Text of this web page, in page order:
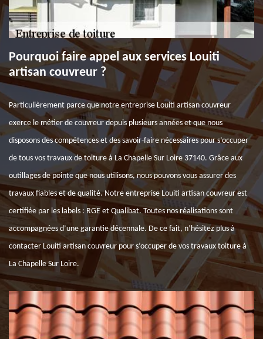
Pourquoi faire appel aux services Louiti
artisan couvreur ?
Particulièrement parce que notre entreprise Louiti artisan couvreur
exerce le métier de couvreur depuis plusieurs années et que nous
disposons des compétences et des savoir-faire nécessaires pour s’occuper
de tous vos travaux de toiture à La Chapelle Sur Loire 37140. Grâce aux
outillages de pointe que nous utilisons, nous pouvons vous assurer des
travaux fiables et de qualité. Notre entreprise Louiti artisan couvreur est
certifiée par les labels : RGE et Qualibat. Toutes nos réalisations sont
accompagnées d’une garantie décennale. De ce fait, n’hésitez plus à
contacter Louiti artisan couvreur pour s’occuper de vos travaux toiture à
La Chapelle Sur Loire.